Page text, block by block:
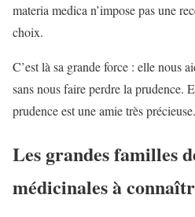
materia medica n’impose pas une
choix.
C’est là sa grande force : elle nous
sans nous faire perdre la prudence.
prudence est une amie très précieuse.
Les grandes familles
médicinales à